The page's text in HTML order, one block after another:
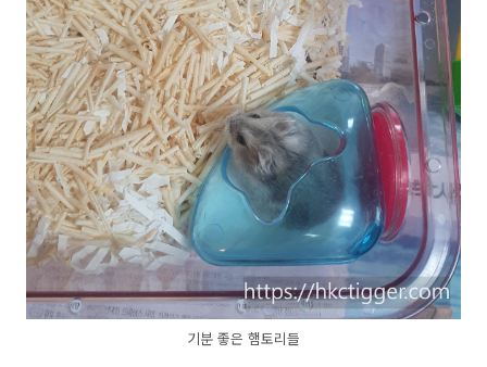
기분 좋은 햄토리들